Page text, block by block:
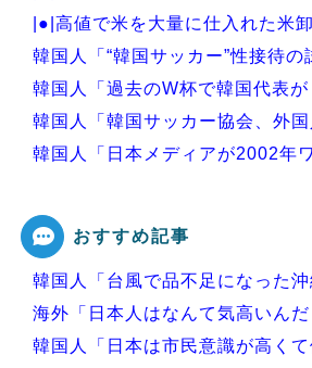
|●|高値で米を大量に仕入れた米
韓国人「“韓国サッカー”性接待の
韓国人「過去のW杯で韓国代表が
韓国人「韓国サッカー協会、外
韓国人「日本メディアが2002年
Powered by livedoor 相互RSS
おすすめ記事
韓国人「台風で品不足になった
海外「日本人はなんて気高いん
韓国人「日本は市民意識が高く